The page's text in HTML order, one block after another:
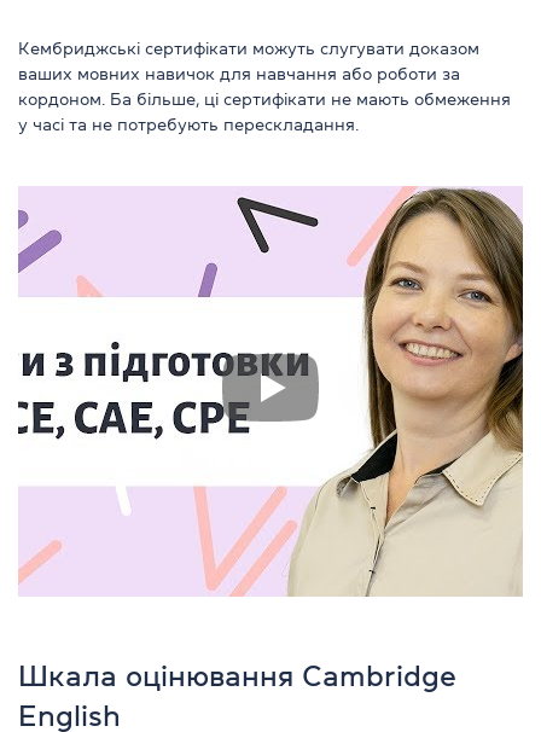
Кембриджські сертифікати можуть слугувати доказом
ваших мовних навичок для навчання або роботи за
кордоном. Ба більше, ці сертифікати не мають обмеження
у часі та не потребують перескладання.
Шкала оцінювання Cambridge
English